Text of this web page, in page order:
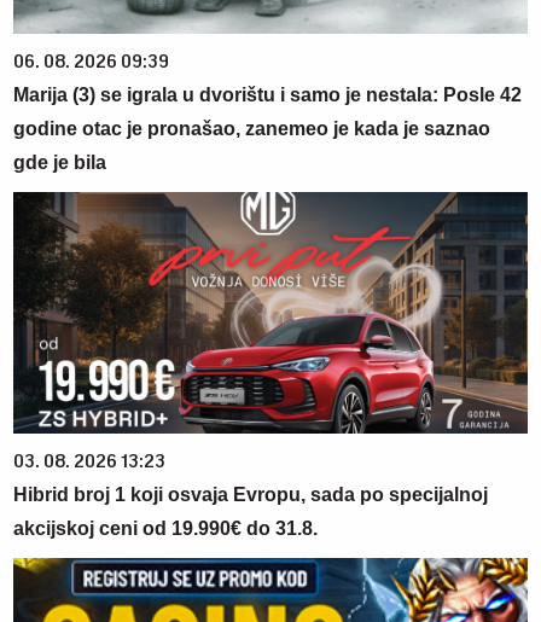
06. 08. 2026 09:39
Marija (3) se igrala u dvorištu i samo je nestala: Posle 42
godine otac je pronašao, zanemeo je kada je saznao
gde je bila
03. 08. 2026 13:23
Hibrid broj 1 koji osvaja Evropu, sada po specijalnoj
akcijskoj ceni od 19.990€ do 31.8.